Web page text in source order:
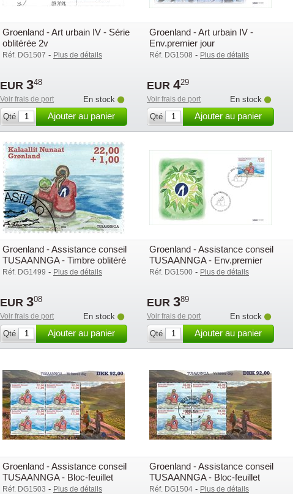
Groenland - Art urbain IV - Série
oblitérée 2v
Réf. DG1507 - Plus de détails
EUR 348
Voir frais de port
En stock
Qté
Ajouter au panier
Groenland - Art urbain IV -
Env.premier jour
Réf. DG1508 - Plus de détails
EUR 429
Voir frais de port
En stock
Qté
Ajouter au panier
Groenland - Assistance conseil
TUSAANNGA - Timbre oblitéré
Réf. DG1499 - Plus de détails
EUR 308
Voir frais de port
En stock
Qté
Ajouter au panier
Groenland - Assistance conseil
TUSAANNGA - Env.premier
jour avec timbre
Réf. DG1500 - Plus de détails
EUR 389
Voir frais de port
En stock
Qté
Ajouter au panier
Groenland - Assistance conseil
TUSAANNGA - Bloc-feuillet
neuf
Réf. DG1503 - Plus de détails
Groenland - Assistance conseil
TUSAANNGA - Bloc-feuillet
oblitéré
Réf. DG1504 - Plus de détails